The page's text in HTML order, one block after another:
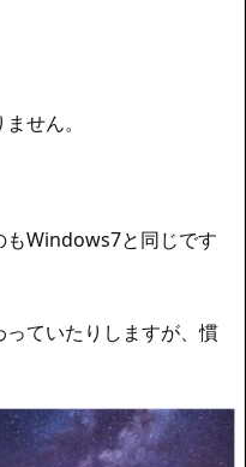
せん。
もWindows7と同じです
っていたりしますが、慣